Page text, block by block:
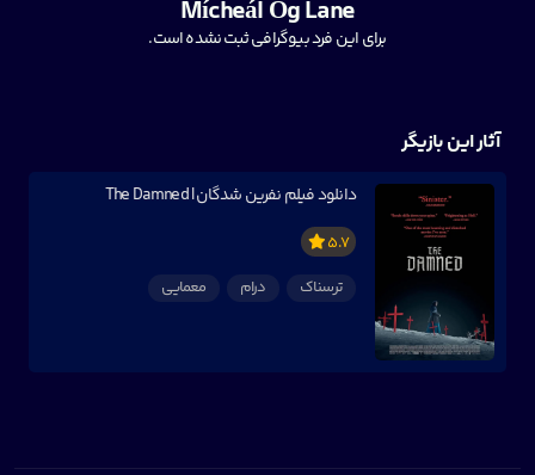
Mícheál Óg Lane
برای این فرد بیوگرافی ثبت نشده است.
آثار این بازیگر
دانلود فیلم نفرین شدگان | The Damned
5.7
ترسناک
درام معمایی